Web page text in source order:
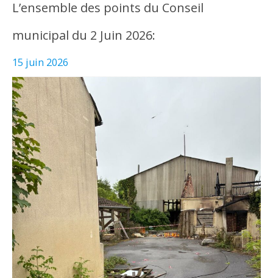
L’ensemble des points du Conseil
municipal du 2 Juin 2026:
15 juin 2026